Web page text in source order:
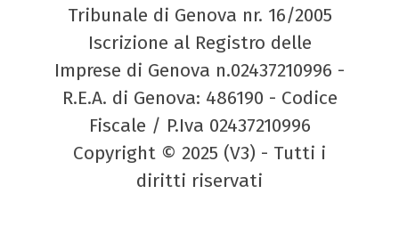
Tribunale di Genova nr. 16/2005
Iscrizione al Registro delle
Imprese di Genova n.02437210996 -
R.E.A. di Genova: 486190 - Codice
Fiscale / P.Iva 02437210996
Copyright © 2025 (V3) - Tutti i
diritti riservati